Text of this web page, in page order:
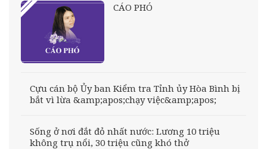
CÁO PHÓ
Cựu cán bộ Ủy ban Kiểm tra Tỉnh ủy Hòa Bình bị
bắt vì lừa &amp;apos;chạy việc&amp;apos;
Sống ở nơi đắt đỏ nhất nước: Lương 10 triệu
không trụ nổi, 30 triệu cũng khó thở